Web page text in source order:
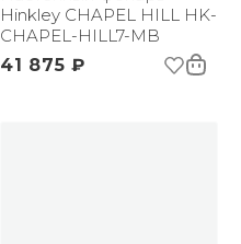
Hinkley CHAPEL HILL HK-
CHAPEL-HILL7-MB
41 875 ₽